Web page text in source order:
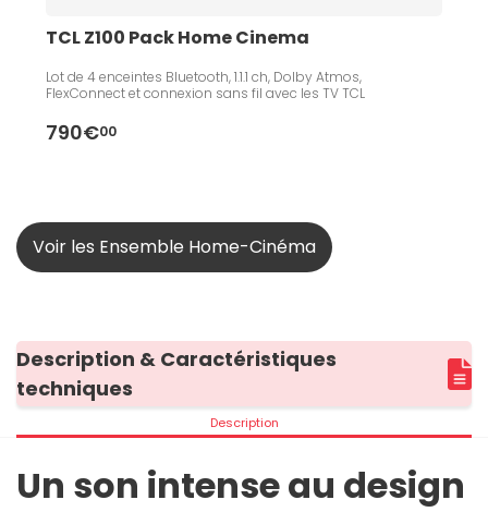
TCL Z100 Pack Home Cinema
Lot de 4 enceintes Bluetooth, 1.1.1 ch, Dolby Atmos,
FlexConnect et connexion sans fil avec les TV TCL
790€00
Voir les Ensemble Home-Cinéma
Description & Caractéristiques
techniques
Description
Un son intense au design